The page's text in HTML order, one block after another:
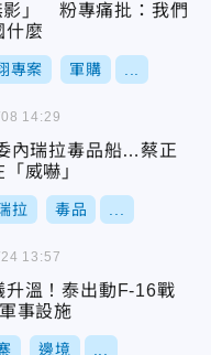
影」 粉專痛批：我們
什麼
專案 軍購
內瑞拉毒品船…蔡正
威嚇」
拉 毒品
14:29
升溫！泰出動F-16戰
事設施
邊境
13:57